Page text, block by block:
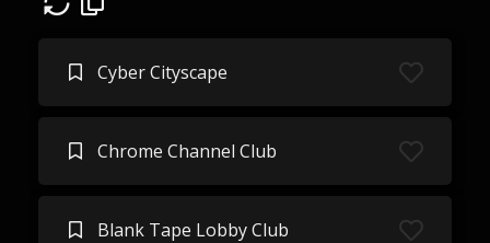
Cyber ​​Cityscape
Chrome Channel Club
Blank Tape Lobby Club